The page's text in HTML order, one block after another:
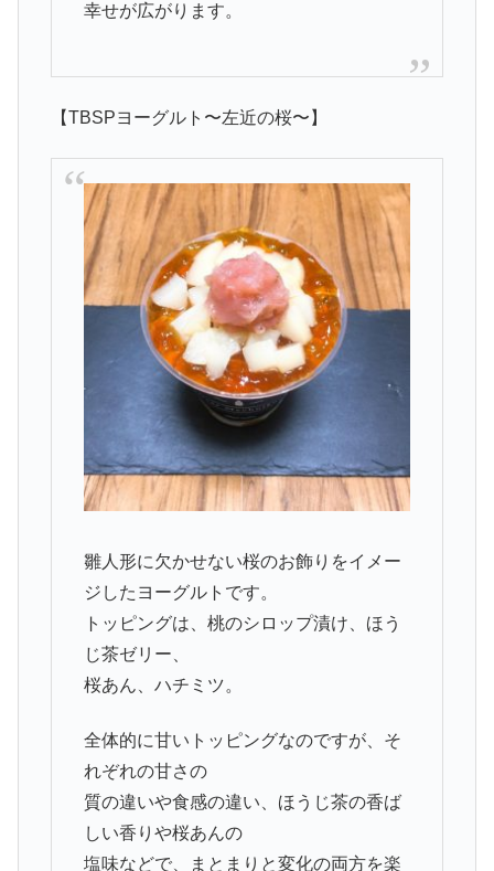
幸せが広がります。
【TBSPヨーグルト〜左近の桜〜】
雛人形に欠かせない桜のお飾りをイメー
ジしたヨーグルトです。
トッピングは、桃のシロップ漬け、ほう
じ茶ゼリー、
桜あん、ハチミツ。
全体的に甘いトッピングなのですが、そ
れぞれの甘さの
質の違いや食感の違い、ほうじ茶の香ば
しい香りや桜あんの
塩味などで、まとまりと変化の両方を楽